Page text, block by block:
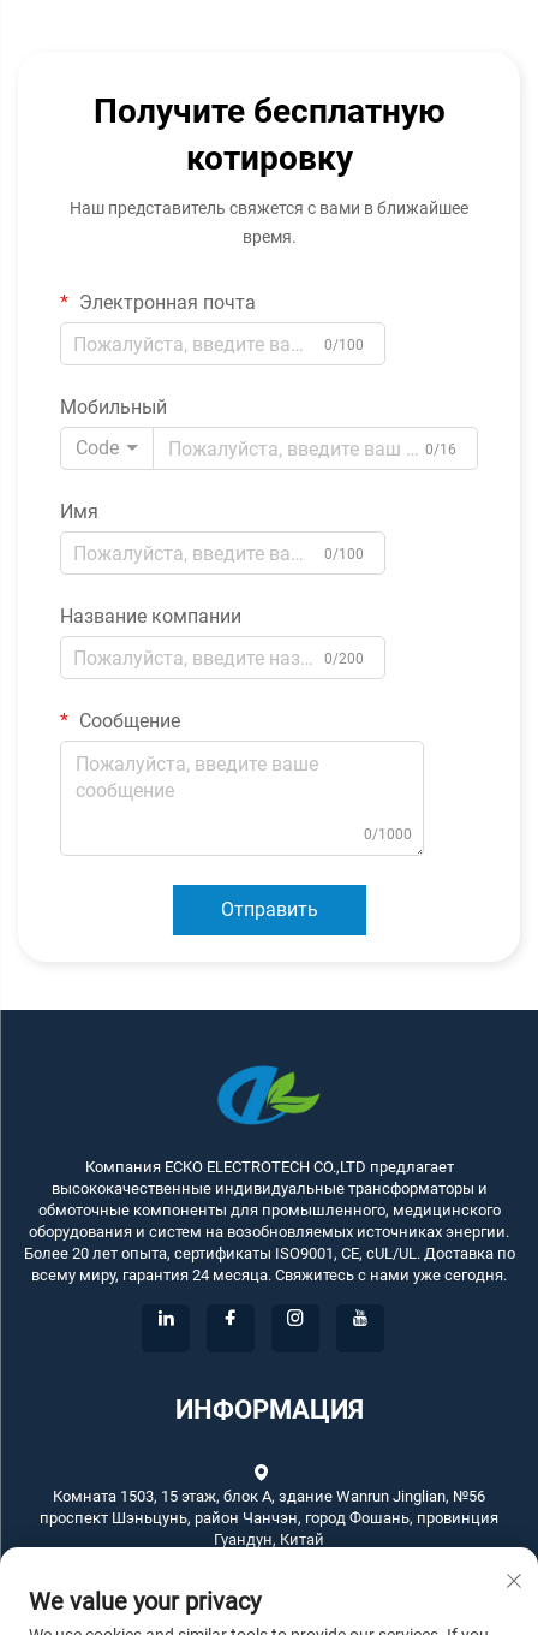
Получите бесплатную
котировку
Наш представитель свяжется с вами в ближайшее
время.
Электронная почта
0/100
Мобильный
Code
0/16
Имя
0/100
Название компании
0/200
Сообщение
0/1000
Отправить
Компания ECKO ELECTROTECH CO.,LTD предлагает
высококачественные индивидуальные трансформаторы и
обмоточные компоненты для промышленного, медицинского
оборудования и систем на возобновляемых источниках энергии.
Более 20 лет опыта, сертификаты ISO9001, CE, cUL/UL. Доставка по
всему миру, гарантия 24 месяца. Свяжитесь с нами уже сегодня.
ИНФОРМАЦИЯ
Комната 1503, 15 этаж, блок А, здание Wanrun Jinglian, №56
проспект Шэньцунь, район Чанчэн, город Фошань, провинция
Гуандун, Китай
+86-757-83789311
We value your privacy